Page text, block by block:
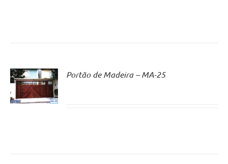
Portão de Madeira – MA-25